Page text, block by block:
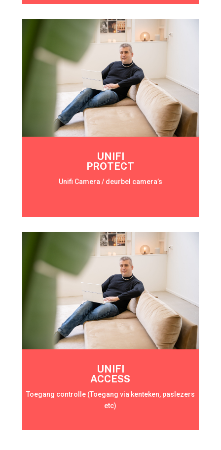
UNIFI
PROTECT
Unifi Camera / deurbel camera’s
UNIFI
ACCESS
Toegang controlle (Toegang via kenteken, paslezers
etc)